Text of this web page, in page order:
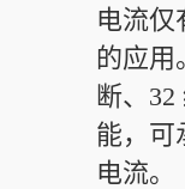
电流仅
的应用
断、
能，可
电流。